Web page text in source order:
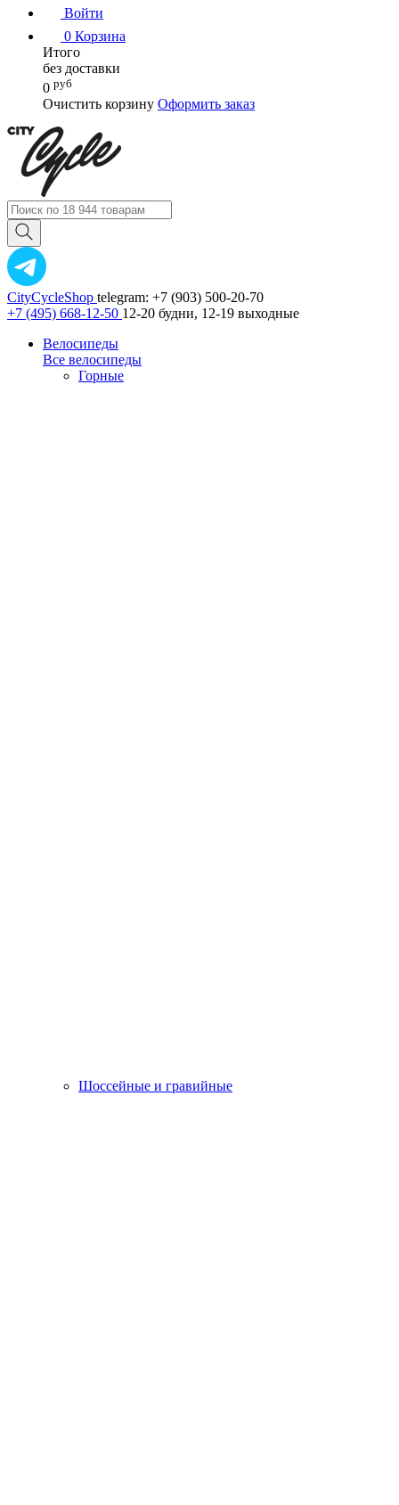
Войти
0 Корзина
Итого
без доставки
0 руб
Очистить корзину Оформить заказ
CityCycleShop telegram: +7 (903) 500-20-70
+7 (495) 668-12-50 12-20 будни, 12-19 выходные
Велосипеды
Все велосипеды
Горные
Шоссейные и гравийные